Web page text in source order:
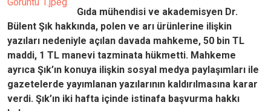
Görüntü 1.jpeg
Gıda mühendisi ve akademisyen Dr.
Bülent Şık hakkında, polen ve arı ürünlerine ilişkin
yazıları nedeniyle açılan davada mahkeme, 50 bin TL
maddi, 1 TL manevi tazminata hükmetti. Mahkeme
ayrıca Şık’ın konuya ilişkin sosyal medya paylaşımları ile
gazetelerde yayımlanan yazılarının kaldırılmasına karar
verdi. Şık’ın iki hafta içinde istinafa başvurma hakkı